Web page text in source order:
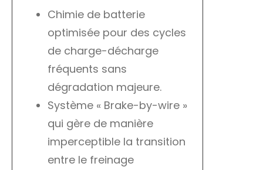
Chimie de batterie
optimisée pour des cycles
de charge-décharge
fréquents sans
dégradation majeure.
Système « Brake-by-wire »
qui gère de manière
imperceptible la transition
entre le freinage